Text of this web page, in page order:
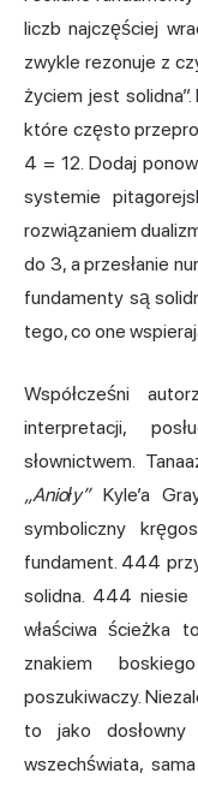
liczb najczęściej
zwykle rezonuje z
życiem jest
które często
4 = 12. Dodaj
systemie
rozwiązaniem
do 3, a przesłanie
fundamenty są
tego, co one
Współcześni
interpretacji,
słownictwem.
„Anioły”Kyle’a
symboliczny
fundament. 444
solidna. 444
właściwa ścieżka
znakiem
poszukiwaczy.
to jako
wszechświata,